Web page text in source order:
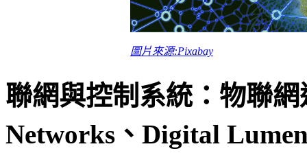
圖片來源:Pixabay
聯網與控制系統：物聯
Networks、Digital